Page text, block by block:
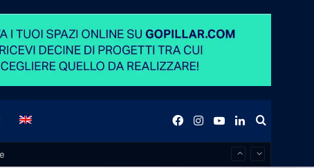
Buscar
LinkedIn
YouTube
Instagram
Facebook